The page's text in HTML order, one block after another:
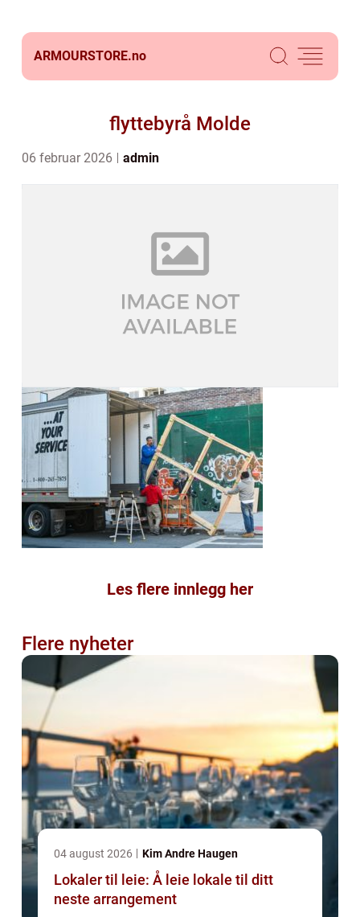
ARMOURSTORE.no
flyttebyrå Molde
06 februar 2026 admin
Les flere innlegg her
Flere nyheter
04 august 2026 Kim Andre Haugen
Lokaler til leie: Å leie lokale til ditt
neste arrangement